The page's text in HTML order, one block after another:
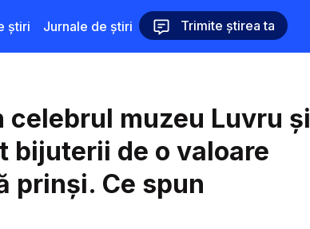
știri Jurnale de știri Trimite știrea ta
muzeu Luvru și
bijuterii de o valoare
prinși. Ce spun